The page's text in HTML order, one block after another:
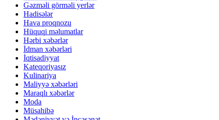
Gəzməli görməli yerlər
Hadisələr
Hava proqnozu
Hüquqi məlumatlar
Hərbi xəbərlər
İdman xəbərləri
İqtisadiyyat
Kateqoriyasız
Kulinariya
Maliyyə xəbərləri
Maraqlı xəbərlər
Moda
Müsahibə